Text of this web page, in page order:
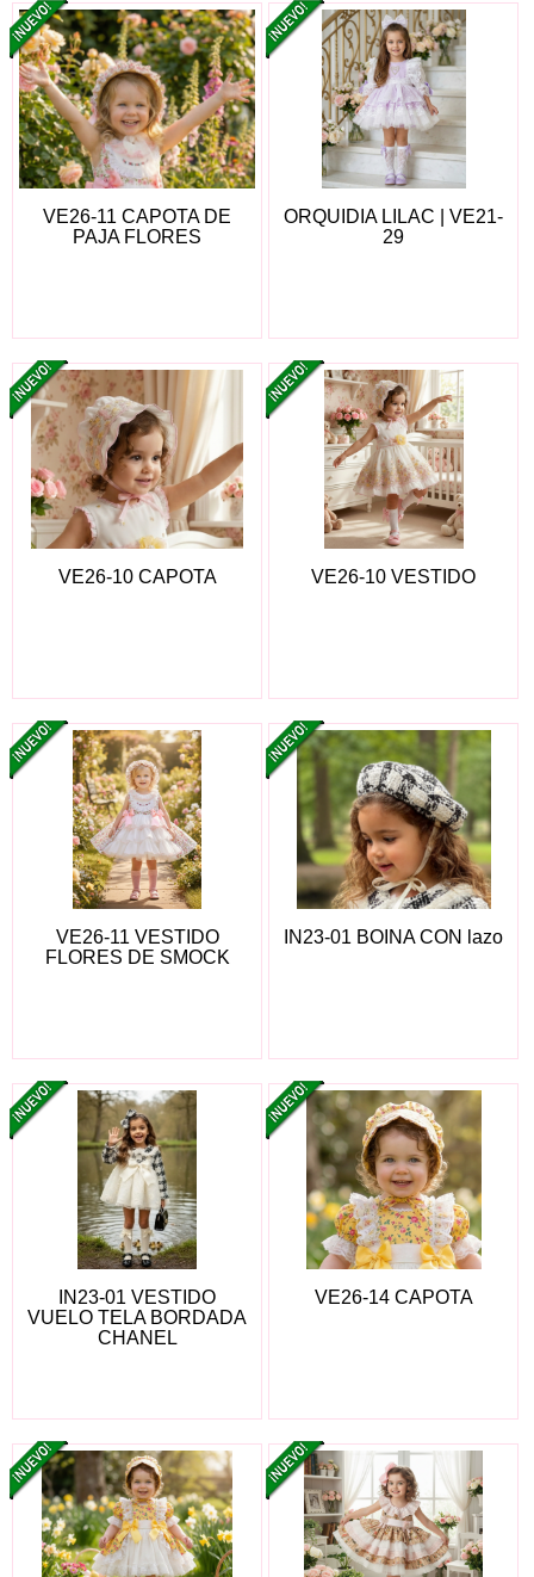
VE26-11 CAPOTA DE
PAJA FLORES
ORQUIDIA LILAC | VE21-
29
VE26-10 CAPOTA VE26-10 VESTIDO
VE26-11 VESTIDO
FLORES DE SMOCK
IN23-01 BOINA CON lazo
IN23-01 VESTIDO
VUELO TELA BORDADA
CHANEL
VE26-14 CAPOTA